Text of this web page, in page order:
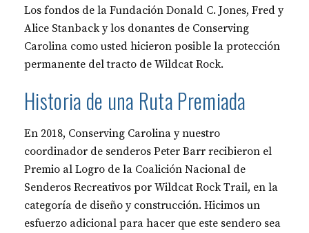
Los fondos de la Fundación Donald C. Jones, Fred y
Alice Stanback y los donantes de Conserving
Carolina como usted hicieron posible la protección
permanente del tracto de Wildcat Rock.
Historia de una Ruta Premiada
En 2018, Conserving Carolina y nuestro
coordinador de senderos Peter Barr recibieron el
Premio al Logro de la Coalición Nacional de
Senderos Recreativos por Wildcat Rock Trail, en la
categoría de diseño y construcción. Hicimos un
esfuerzo adicional para hacer que este sendero sea